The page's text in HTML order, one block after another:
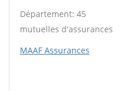
Département: 45
mutuelles d'assurances
MAAF Assurances